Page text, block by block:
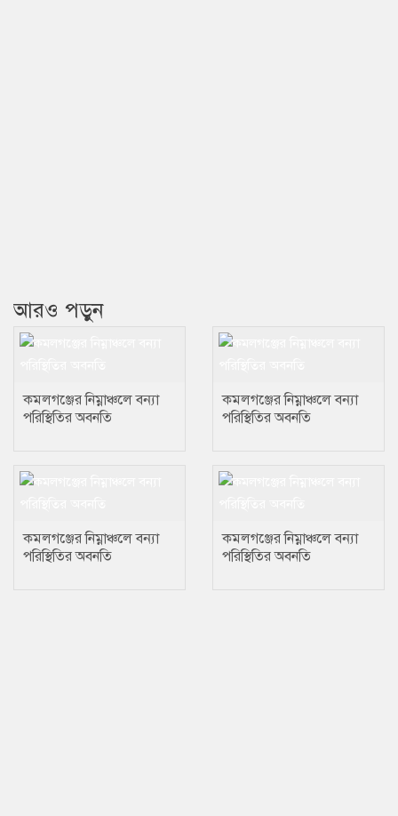
আরও পড়ুন
কমলগঞ্জের নিম্নাঞ্চলে বন্যা
পরিস্থিতির অবনতি
কমলগঞ্জের নিম্নাঞ্চলে বন্যা
পরিস্থিতির অবনতি
কমলগঞ্জের নিম্নাঞ্চলে বন্যা
পরিস্থিতির অবনতি
কমলগঞ্জের নিম্নাঞ্চলে বন্যা
পরিস্থিতির অবনতি